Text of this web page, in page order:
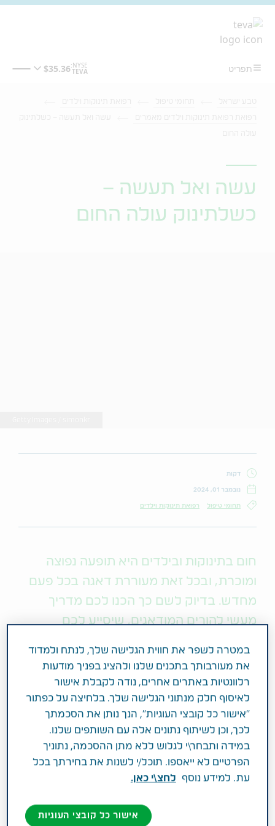
עשה ואל תעשה –
כשלתינוק עולה החום
דקות
נובמבר 01, 2024
תחומי טיפול רפואת תינוקות וילדים
חום בתינוקות ובילדים היא תופעה נפוצה
ומוכרת, ובכל זאת מעוררת דאגה בכל פעם
מחדש. בדיוק לשם כך הכנו לכם מדריך
מעשי להורים המודאגים, שיסייע לכם
מד החום מראה 37.5, האם זה נחשב לחום? ובאיזה
שלב צריך לתת תרופה? ואיזו? כמה זמן נמשך חום אצל
ילדים ותינוקות ומתי צריך להרים את הטלפון לרופאה?
לפניכם התשובות לשאלות הנפוצות שאין הורה שלא
שאל את עצמו במהלך עוד אפיזודת חום מתישה.
מה נחשב חום אצל תינוקות וילדים?
במבוגרים, הוא חלק מתגובה מערכתית של הגוף שלנו
במטרה לשפר את חווית הגלישה שלך, לנתח ולמדוד
את מעורבותך בתכנים שלנו ולהציג בפניך מודעות
רלוונטיות באתרים אחרים, נודה לקבלת אישור
לאיסוף חלק מנתוני הגלישה שלך. בלחיצה על כפתור
"אישור כל קובצי העוגיות", הנך נותן את הסכמתך
לכך, וכן לשיתוף נתונים אלה עם השותפים שלנו.
במידה ותבחר\י לגלוש ללא מתן ההסכמה, נתוניך
הפרטיים לא ייאספו. תוכל/י לשנות את בחירתך בכל
עת. למידע נוסף
לחצ\י כאן.
אישור כל קובצי העוגיות